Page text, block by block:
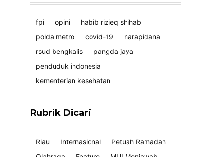
fpi opini
habib rizieq shihab
polda metro
covid-19
narapidana
rsud bengkalis
pangda jaya
penduduk indonesia
kementerian kesehatan
Rubrik Dicari
Riau Internasional
Petuah Ramadan